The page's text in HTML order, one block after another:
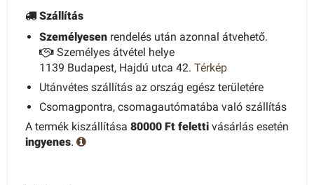
Szállítás
Személyesen rendelés után azonnal átvehető.
Személyes átvétel helye
1139 Budapest, Hajdú utca 42. Térkép
Utánvétes szállítás az ország egész területére
Csomagpontra, csomagautómatába való szállítás
A termék kiszállítása 80000 Ft feletti vásárlás esetén
ingyenes.